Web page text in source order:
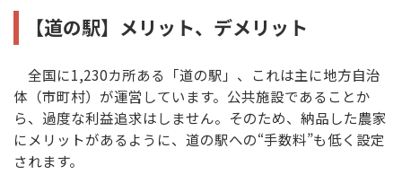
【道の駅】メリット、デメリット
全国に1,230カ所ある「道の駅」、これは主に地方自治
体（市町村）が運営しています。公共施設であることか
ら、過度な利益追求はしません。そのため、納品した農家
にメリットがあるように、道の駅への“手数料”も低く設定
されます。